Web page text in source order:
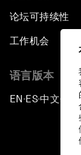
论坛可持续性
工作机会
语言版本
EN ▪ES▪中文▪ 日